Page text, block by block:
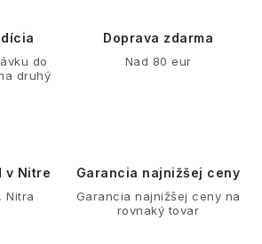
do
druhý
Doprava zdarma
Nad 80 eur
v Nitre
Nitra
Garancia najnižšej ceny
Garancia najnižšej ceny na
rovnaký tovar